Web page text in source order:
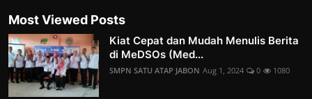
Most Viewed Posts
Kiat Cepat dan Mudah Menulis Berita
di MeDSOs (Med...
SMPN SATU ATAP JABON Aug 1, 2024 0 1080